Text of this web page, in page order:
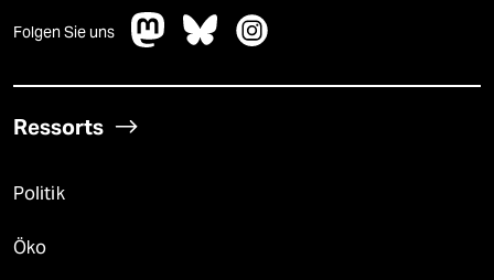
Folgen Sie uns
Ressorts
Politik
Öko